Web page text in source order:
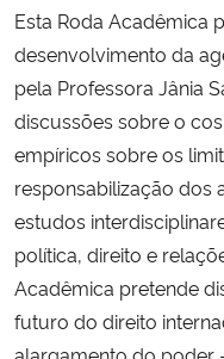
Esta Roda Acadêmica
desenvolvimento da
pela Professora Jânia
discussões sobre o
empíricos sobre os
responsabilização dos
estudos
política, direito e
Acadêmica pretende
futuro do direito
alargamento do poder